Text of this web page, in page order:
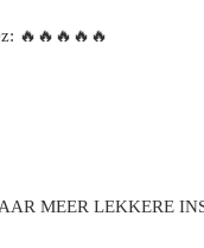
🔥🔥🔥🔥🔥
MEER LEKKERE